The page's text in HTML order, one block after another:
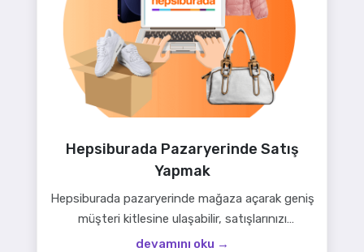
Hepsiburada Pazaryerinde Satış
Yapmak
Hepsiburada pazaryerinde mağaza açarak geniş
müşteri kitlesine ulaşabilir, satışlarınızı
artırabilirsiniz. Jet Stok entegrasyonu
devamını oku →